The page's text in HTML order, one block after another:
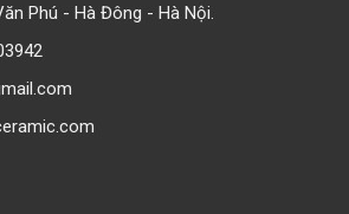
Phú - Hà Đông - Hà Nội.